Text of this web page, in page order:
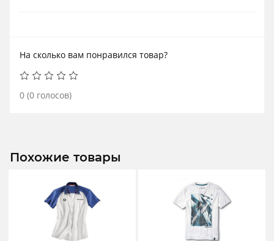
На сколько вам понравился товар?
0 (0 голосов)
Похожие товары